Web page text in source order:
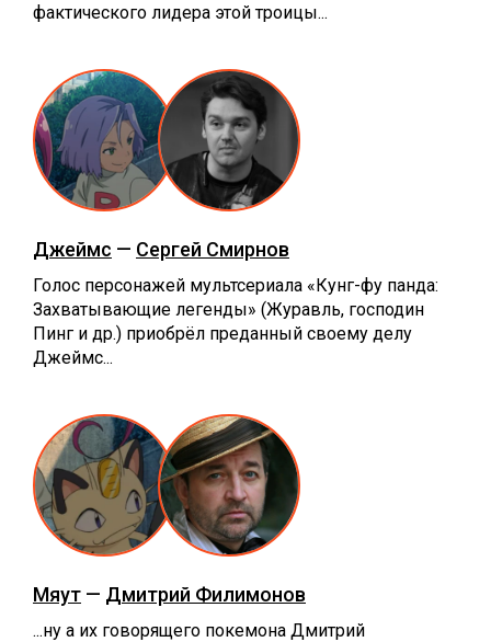
фактического лидера этой троицы...
Джеймс — Сергей Смирнов
Голос персонажей мультсериала «Кунг-фу панда:
Захватывающие легенды» (Журавль, господин
Пинг и др.) приобрёл преданный своему делу
Джеймс...
Мяут — Дмитрий Филимонов
...ну а их говорящего покемона Дмитрий